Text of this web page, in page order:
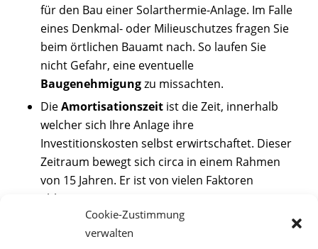
Cookie-Zustimmung
verwalten
für den Bau einer Solarthermie-Anlage. Im Falle
eines Denkmal- oder Milieuschutzes fragen Sie
beim örtlichen Bauamt nach. So laufen Sie
nicht Gefahr, eine eventuelle
Baugenehmigungzu missachten.
DieAmortisationszeitist die Zeit, innerhalb
welcher sich Ihre Anlage ihre
Investitionskosten selbst erwirtschaftet. Dieser
Zeitraum bewegt sich circa in einem Rahmen
von 15 Jahren. Er ist von vielen Faktoren
abhängig.
RentabilitätIhrer Anlage hängt auch von
den Preisen für fossile Energieträger ab. Je